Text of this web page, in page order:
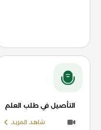
التأصيل في طلب العلم
شاهد المزيد